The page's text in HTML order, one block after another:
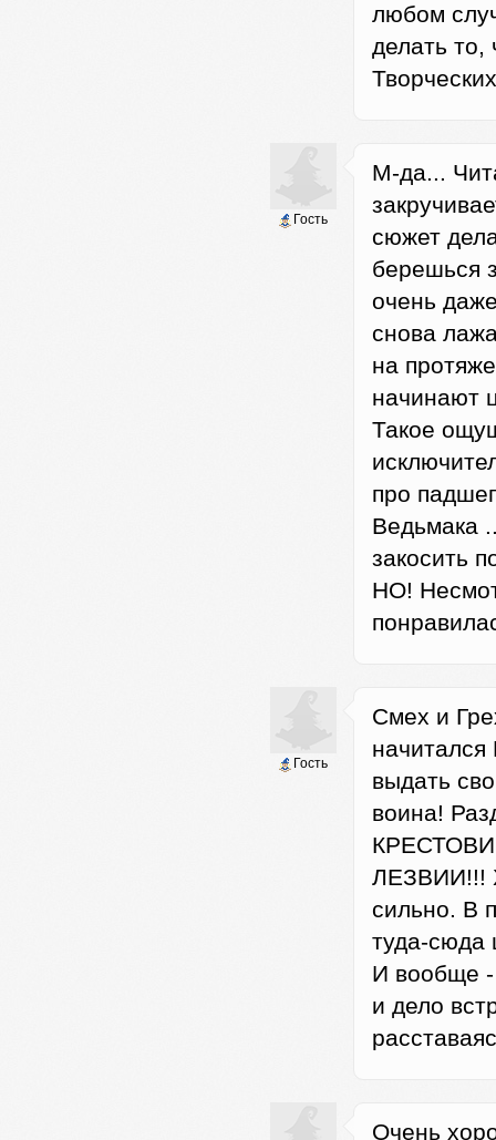
любом
делать то,
Гость
М-да...
сюжет
берешься
очень
снова
на
начинают
Такое
про
Ведьмака
закосить
НО!
Гость
Смех и
выдать
воина!
ЛЕЗВИИ!!!
сильно. В
туда-сюда
И вообще -
и дело
Очень